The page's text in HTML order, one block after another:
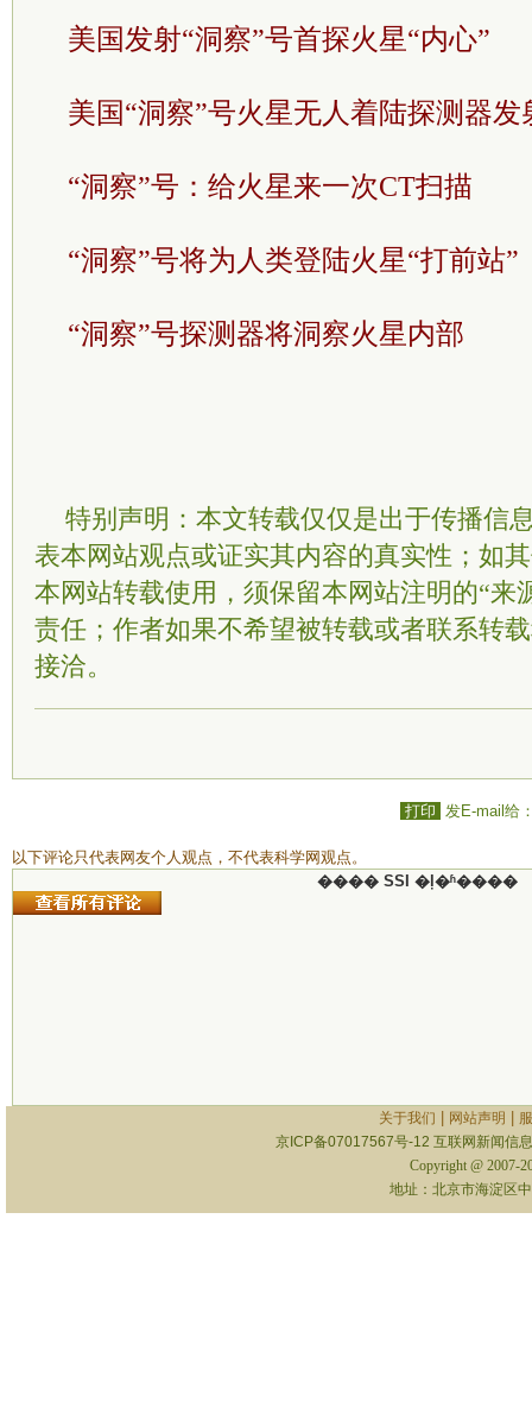
美国发射“洞察”号首探火星“内心”
美国“洞察”号火星无人着陆探测器发
“洞察”号：给火星来一次CT扫描
“洞察”号将为人类登陆火星“打前站”
“洞察”号探测器将洞察火星内部
特别声明：本文转载仅仅是出于传播信
表本网站观点或证实其内容的真实性；如
本网站转载使用，须保留本网站注明的“来
责任；作者如果不希望被转载或者联系转
接洽。
打印 发E-mail给
以下评论只代表网友个人观点，不代表科学网观点。
���� SSI �ļ�ʱ����
关于我们 网站声明
京ICP备07017567号-12 互联网新闻信
Copyright @ 2007-
地址：北京市海淀区